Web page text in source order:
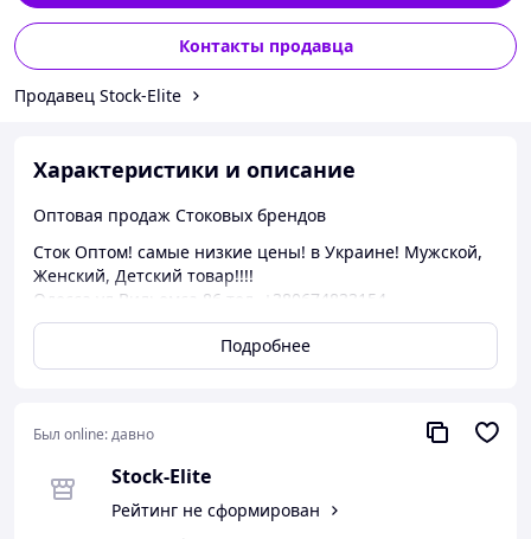
Контакты продавца
Продавец Stock-Elite
Характеристики и описание
Оптовая продаж Стоковых брендов
Сток Оптом! самые низкие цены! в Украине! Мужской,
Женский, Детский товар!!!!
Одесса ул Вильемса 86 тел. +380674833154
Подробнее
Был online:давно
Stock-Elite
Рейтинг не сформирован